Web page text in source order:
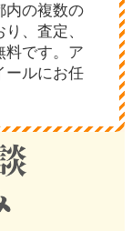
内の複数の
、査定、
料です。ア
ールにお任